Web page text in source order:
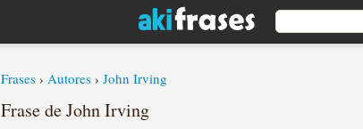
Frases › Autores › John Irving
Frase de John Irving